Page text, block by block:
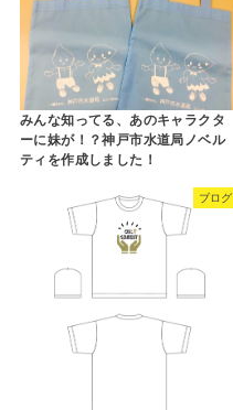
みんな知ってる、あのキャラクタ
ーに妹が！？神戸市水道局ノベル
ティを作成しました！
ブログ